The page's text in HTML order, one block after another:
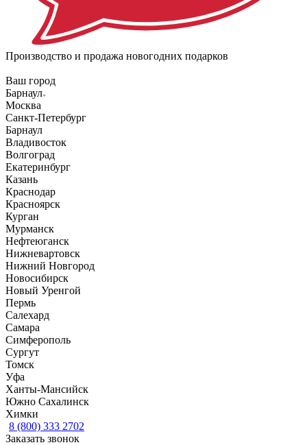
Производство и продажа новогодних подарков
Ваш город
Барнаул
Москва
Санкт-Петербург
Барнаул
Владивосток
Волгоград
Екатеринбург
Казань
Краснодар
Красноярск
Курган
Мурманск
Нефтеюганск
Нижневартовск
Нижний Новгород
Новосибирск
Новый Уренгой
Пермь
Салехард
Самара
Симферополь
Сургут
Томск
Уфа
Ханты-Мансийск
Южно Сахалинск
Химки
8 (800) 333 2702
Заказать звонок